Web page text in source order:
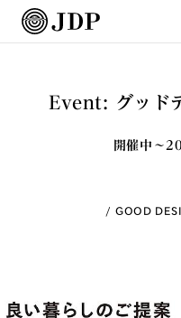
Event: グッド
開催中～
GOOD